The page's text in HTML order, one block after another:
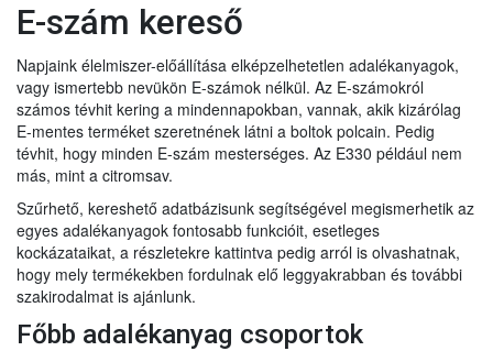
E-szám kereső
Napjaink élelmiszer-előállítása elképzelhetetlen adalékanyagok,
vagy ismertebb nevükön E-számok nélkül. Az E-számokról
számos tévhit kering a mindennapokban, vannak, akik kizárólag
E-mentes terméket szeretnének látni a boltok polcain. Pedig
tévhit, hogy minden E-szám mesterséges. Az E330 például nem
más, mint a citromsav.
Szűrhető, kereshető adatbázisunk segítségével megismerhetik az
egyes adalékanyagok fontosabb funkcióit, esetleges
kockázataikat, a részletekre kattintva pedig arról is olvashatnak,
hogy mely termékekben fordulnak elő leggyakrabban és további
szakirodalmat is ajánlunk.
Főbb adalékanyag csoportok